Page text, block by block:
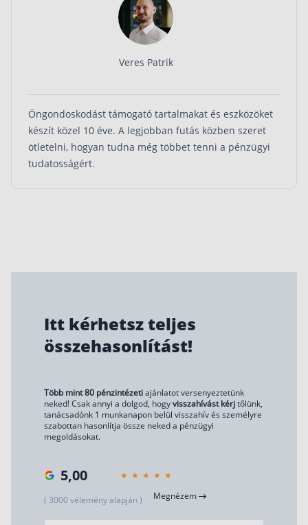
Veres Patrik
Öngondoskodást támogató tartalmakat és eszközöket
készít közel 10 éve. A legjobban futás közben szeret
ötletelni, hogyan tudna még többet tenni a pénzügyi
tudatosságért.
Itt kérhetsz teljes
összehasonlítást!
Több mint 80 pénzintézetiajánlatot versenyeztetünk
neked! Csak annyi a dolgod, hogyvisszahívást kérjtőlünk,
tanácsadónk 1 munkanapon belül visszahív és személyre
szabottan hasonlítja össze neked a pénzügyi
megoldásokat.
5,00
( 3000 vélemény alapján ) Megnézem